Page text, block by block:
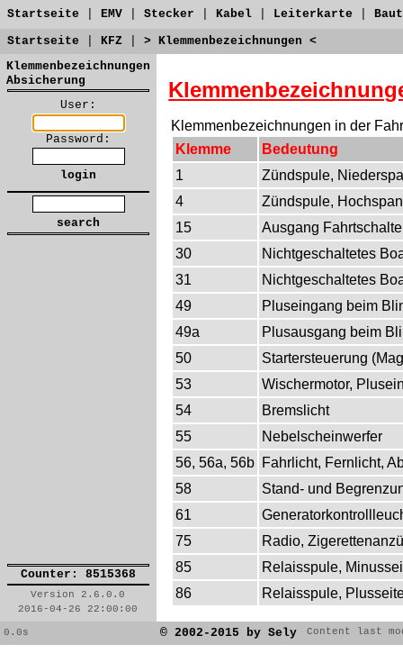
Startseite EMV Stecker Kabel Leiterkarte
Startseite
KFZ
> Klemmenbezeichnungen <
Klemmenbezeichnungen
Absicherung
User:
Password:
Klemmenbezeichnungen in der
Klemme
Bedeutung
1
Zündspule,
4
Zündspule,
15
Ausgang
30
Nichtgeschaltetes
31
Nichtgeschaltetes
49
Pluseingang beim
49a
Plusausgang beim
50
Startersteuerung
53
Wischermotor,
54
Bremslicht
55
Nebelscheinwerfer
56, 56a, 56b Fahrlicht, Fernlicht,
58
Stand- und
61
75
Radio,
85
Relaisspule,
86
Relaisspule,
Counter: 8515368
Version 2.6.0.0
2016-04-26 22:00:00
0.0s © 2002-2015 by Sely Content last